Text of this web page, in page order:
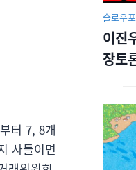
터 7, 8개
사들이면
슬로우
이진
장토